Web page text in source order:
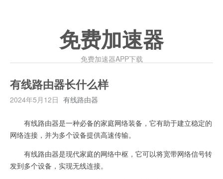
免费加速器
免费加速器APP下载
有线路由器长什么样
2024年5月12日 有线路由器
有线路由器是一种必备的家庭网络装备，它有助于建立稳定的
网络连接，并为多个设备提供高速传输。
有线路由器是现代家庭的网络中枢，它可以将宽带网络信号转
发到多个设备，实现无线连接。